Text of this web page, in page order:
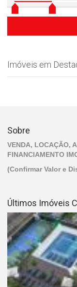
Imóveis em
Sobre
VENDA, LOCAÇÃO,
FINANCIAMENTO
(Confirmar Valor e
Últimos Imóveis